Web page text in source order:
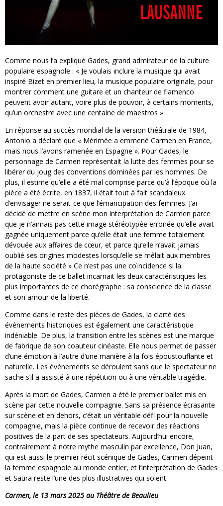
Comme nous l’a expliqué Gades, grand admirateur de la culture
populaire espagnole : « Je voulais inclure la musique qui avait
inspiré Bizet en premier lieu, la musique populaire originale, pour
montrer comment une guitare et un chanteur de flamenco
peuvent avoir autant, voire plus de pouvoir, à certains moments,
qu’un orchestre avec une centaine de maestros ».
En réponse au succès mondial de la version théâtrale de 1984,
Antonio a déclaré que « Mérimée a emmené Carmen en France,
mais nous l’avons ramenée en Espagne ». Pour Gades, le
personnage de Carmen représentait la lutte des femmes pour se
libérer du joug des conventions dominées par les hommes. De
plus, il estime qu’elle a été mal comprise parce qu’à l’époque où la
pièce a été écrite, en 1837, il était tout à fait scandaleux
d’envisager ne serait-ce que l’émancipation des femmes. J’ai
décidé de mettre en scène mon interprétation de Carmen parce
que je n’aimais pas cette image stéréotypée erronée qu’elle avait
gagnée uniquement parce qu’elle était une femme totalement
dévouée aux affaires de cœur, et parce qu’elle n’avait jamais
oublié ses origines modestes lorsqu’elle se mêlait aux membres
de la haute société » Ce n’est pas une coïncidence si la
protagoniste de ce ballet incarnait les deux caractéristiques les
plus importantes de ce chorégraphe : sa conscience de la classe
et son amour de la liberté.
Comme dans le reste des pièces de Gades, la clarté des
événements historiques est également une caractéristique
indéniable. De plus, la transition entre les scènes est une marque
de fabrique de son coauteur cinéaste. Elle nous permet de passer
d’une émotion à l’autre d’une manière à la fois époustouflante et
naturelle. Les événements se déroulent sans que le spectateur ne
sache s’il a assisté à une répétition ou à une véritable tragédie.
Après la mort de Gades, Carmen a été le premier ballet mis en
scène par cette nouvelle compagnie. Sans sa présence écrasante
sur scène et en dehors, c’était un véritable défi pour la nouvelle
compagnie, mais la pièce continue de recevoir des réactions
positives de la part de ses spectateurs. Aujourd’hui encore,
contrairement à notre mythe masculin par excellence, Don Juan,
qui est aussi le premier récit scénique de Gades, Carmen dépeint
la femme espagnole au monde entier, et l’interprétation de Gades
et Saura reste l’une des plus illustratives qui soient.
Carmen, le 13 mars 2025 au Théâtre de Beaulieu